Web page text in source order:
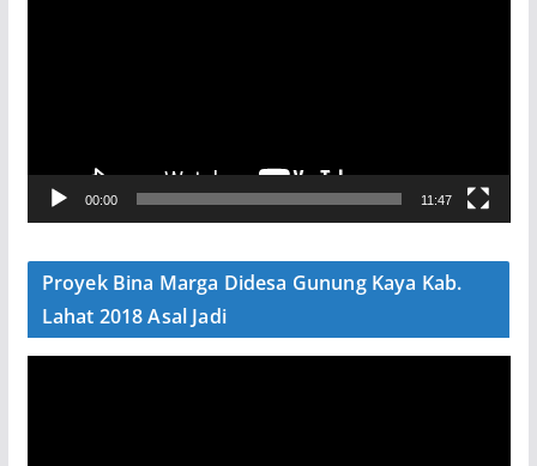
V
e
00:00 11:47
Proyek Bina Marga Didesa Gunung Kaya Kab.
Lahat 2018 Asal Jadi